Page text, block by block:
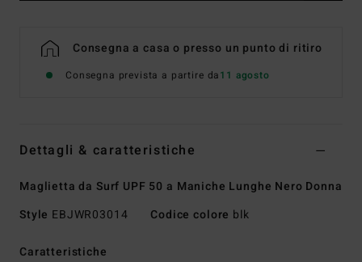
Consegna a casa o presso un punto di ritiro
Consegna prevista a partire da11 agosto
Dettagli & caratteristiche
Maglietta da Surf UPF 50 a Maniche Lunghe Nero Donna
Style EBJWR03014 Codice colore blk
Caratteristiche